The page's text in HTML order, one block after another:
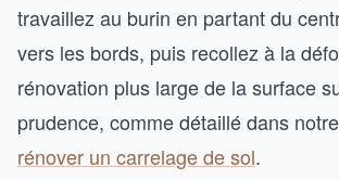
travaillez au burin en partant du
vers les bords, puis recollez à la
rénovation plus large de la surface
prudence, comme détaillé dans
rénover un carrelage de sol.